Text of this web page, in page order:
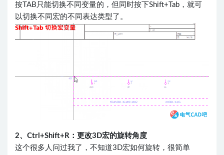
按TAB只能切换不同变量的，但同时按下Shift+Tab，就可
以切换不同宏的不同表达类型了。
2、Ctrl+Shift+R：更改3D宏的旋转角度
这个很多人问过我了，不知道3D宏如何旋转，很简单